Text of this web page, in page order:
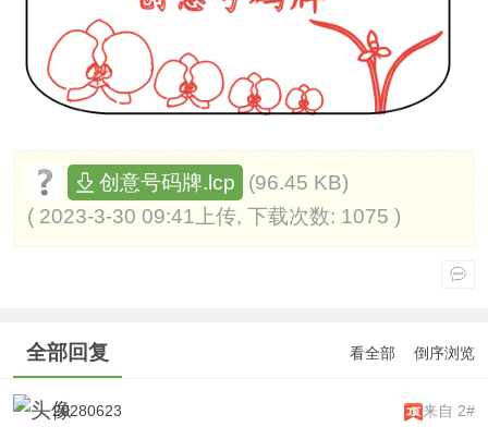
创意号码牌.lcp
(96.45 KB)
( 2023-3-30 09:41上传, 下载次数: 1075 )
全部回复 看全部 倒序浏览
来自 2#
20280623